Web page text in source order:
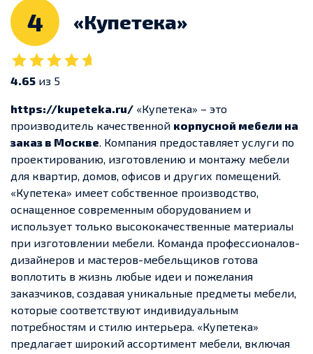
4 «Купетека»
4.65 из 5
https://kupeteka.ru/ «Купетека» – это
производитель качественной корпусной мебели на
заказ в Москве. Компания предоставляет услуги по
проектированию, изготовлению и монтажу мебели
для квартир, домов, офисов и других помещений.
«Купетека» имеет собственное производство,
оснащенное современным оборудованием и
использует только высококачественные материалы
при изготовлении мебели. Команда профессионалов-
дизайнеров и мастеров-мебельщиков готова
воплотить в жизнь любые идеи и пожелания
заказчиков, создавая уникальные предметы мебели,
которые соответствуют индивидуальным
потребностям и стилю интерьера. «Купетека»
предлагает широкий ассортимент мебели, включая